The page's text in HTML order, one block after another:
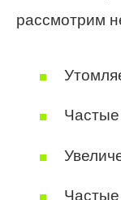
рассмотрим
Частые